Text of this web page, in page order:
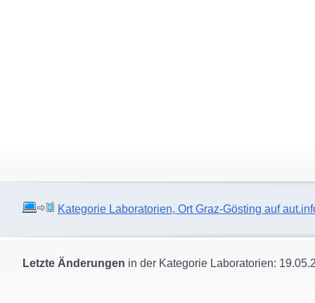
Kategorie Laboratorien, Ort Graz-Gösting auf
Letzte Änderungen in der Kategorie Laboratorien: